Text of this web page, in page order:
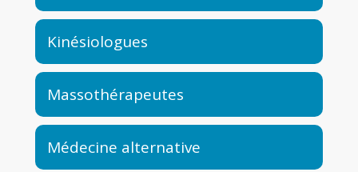
Kinésiologues
Massothérapeutes
Médecine alternative